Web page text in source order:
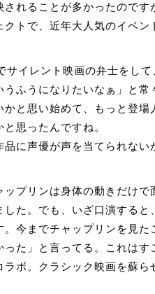
れることが多かったので
トで、近年大人気のイベン
イレント映画の弁士をして
ふうになりたいなぁ」と常
と思い始めて、もっと登場
思ったんですね。
に声優が声を当てられない
プリンは身体の動きだけで
た。でも、いざ口演すると
今までチャップリンを見た
た」と言ってる。これはす
ボ。クラシック映画を蘇ら